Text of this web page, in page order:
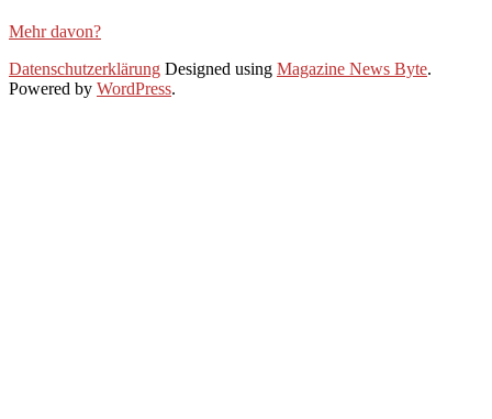
Mehr davon?
2021-
12-
Datenschutzerklärung Designed using Magazine News Byte.
Powered by WordPress.